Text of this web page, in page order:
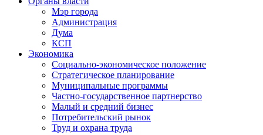
Мэр города
Администрация
Дума
КСП
Экономика
Социально-экономическое положение
Стратегическое планирование
Муниципальные программы
Частно-государственное партнерство
Малый и средний бизнес
Потребительский рынок
Труд и охрана труда